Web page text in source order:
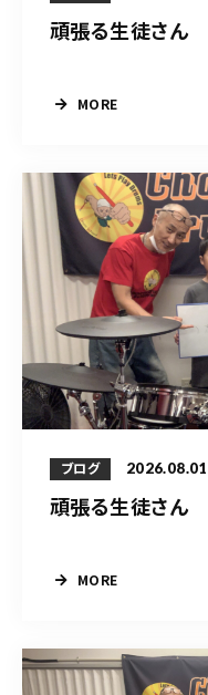
頑張る生徒さん
MORE
ブログ 2026.08.01
頑張る生徒さん
MORE